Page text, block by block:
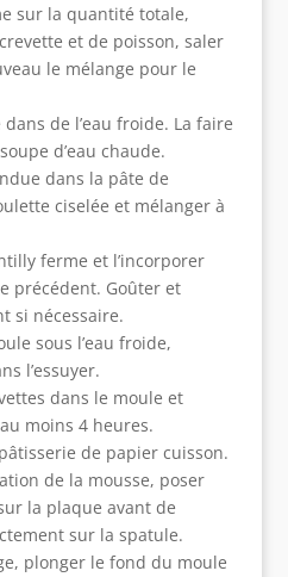
sur la quantité totale,
et de poisson, saler
le mélange pour le
de l’eau froide. La faire
d’eau chaude.
dans la pâte de
ciselée et mélanger à
ferme et l’incorporer
précédent. Goûter et
si nécessaire.
sous l’eau froide,
l’essuyer.
dans le moule et
moins 4 heures.
de papier cuisson.
de la mousse, poser
la plaque avant de
sur la spatule.
plonger le fond du moule